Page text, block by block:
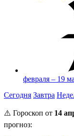
февраля – 19
Сегодня Завтра
⚠️ Гороскоп от 14
прогноз: